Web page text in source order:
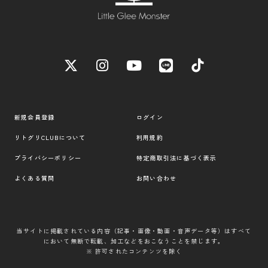
新規会員登録 ログイン
リトグリCLUBについて 利用規約
プライバシーポリシー 特定商取引法に基づく表示
よくある質問 お問い合わせ
当サイトに掲載されている内容（記事・画像・動画・音声データ等）はすべて
において無断で転載、加工などをおこなうことを禁じます。
※ 許可されたコンテンツを除く